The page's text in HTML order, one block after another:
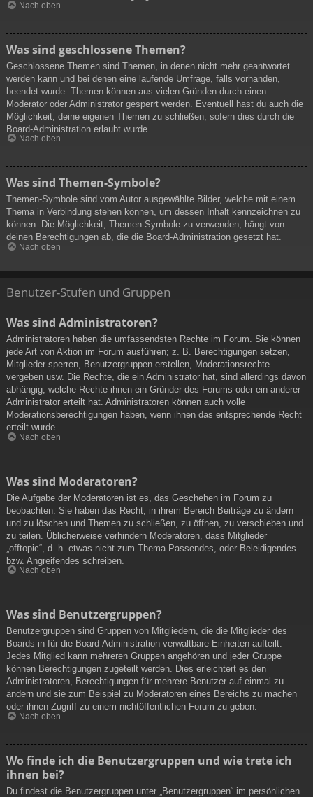
Nach oben
Was sind geschlossene Themen?
Geschlossene Themen sind Themen, in denen nicht mehr geantwortet
werden kann und bei denen eine laufende Umfrage, falls vorhanden,
beendet wurde. Themen können aus vielen Gründen durch einen
Moderator oder Administrator gesperrt werden. Eventuell hast du auch die
Möglichkeit, deine eigenen Themen zu schließen, sofern dies durch die
Board-Administration erlaubt wurde.
Nach oben
Was sind Themen-Symbole?
Themen-Symbole sind vom Autor ausgewählte Bilder, welche mit einem
Thema in Verbindung stehen können, um dessen Inhalt kennzeichnen zu
können. Die Möglichkeit, Themen-Symbole zu verwenden, hängt von
deinen Berechtigungen ab, die die Board-Administration gesetzt hat.
Nach oben
Benutzer-Stufen und Gruppen
Was sind Administratoren?
Administratoren haben die umfassendsten Rechte im Forum. Sie können
jede Art von Aktion im Forum ausführen; z. B. Berechtigungen setzen,
Mitglieder sperren, Benutzergruppen erstellen, Moderationsrechte
vergeben usw. Die Rechte, die ein Administrator hat, sind allerdings davon
abhängig, welche Rechte ihnen ein Gründer des Forums oder ein anderer
Administrator erteilt hat. Administratoren können auch volle
Moderationsberechtigungen haben, wenn ihnen das entsprechende Recht
erteilt wurde.
Nach oben
Was sind Moderatoren?
Die Aufgabe der Moderatoren ist es, das Geschehen im Forum zu
beobachten. Sie haben das Recht, in ihrem Bereich Beiträge zu ändern
und zu löschen und Themen zu schließen, zu öffnen, zu verschieben und
zu teilen. Üblicherweise verhindern Moderatoren, dass Mitglieder
„offtopic“, d. h. etwas nicht zum Thema Passendes, oder Beleidigendes
bzw. Angreifendes schreiben.
Nach oben
Was sind Benutzergruppen?
Benutzergruppen sind Gruppen von Mitgliedern, die die Mitglieder des
Boards in für die Board-Administration verwaltbare Einheiten aufteilt.
Jedes Mitglied kann mehreren Gruppen angehören und jeder Gruppe
können Berechtigungen zugeteilt werden. Dies erleichtert es den
Administratoren, Berechtigungen für mehrere Benutzer auf einmal zu
ändern und sie zum Beispiel zu Moderatoren eines Bereichs zu machen
oder ihnen Zugriff zu einem nichtöffentlichen Forum zu geben.
Nach oben
Wo finde ich die Benutzergruppen und wie trete ich
ihnen bei?
Du findest die Benutzergruppen unter „Benutzergruppen“ im persönlichen